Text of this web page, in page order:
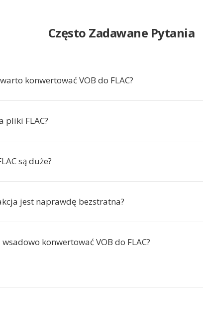
Często Zadawane Pytania
konwertować VOB do FLAC?
pliki FLAC?
są duże?
jest naprawdę bezstratna?
konwertować VOB do FLAC?